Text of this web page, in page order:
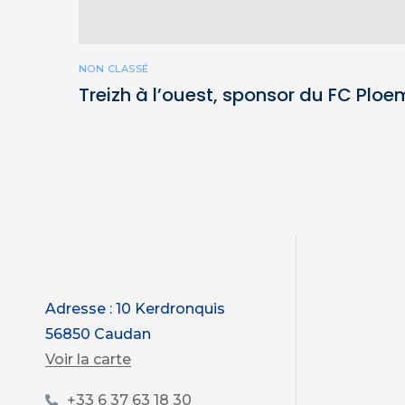
NON CLASSÉ
Treizh à l’ouest, sponsor du FC
Adresse : 10 Kerdronquis
56850 Caudan
Voir la carte
+33 6 37 63 18 30